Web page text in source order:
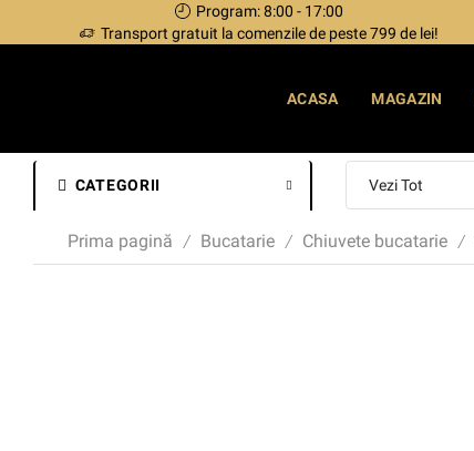
Program: 8:00 - 17:00
Transport gratuit la comenzile de peste 799 de lei!
ACASA MAGAZIN
CATEGORII
Prima pagină / Bucatarie / Chiuvete bucatarie /